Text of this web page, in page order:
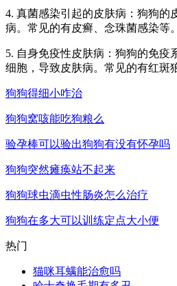
4. 真菌感染引起的皮肤病：狗狗的
病。常见的有皮癣、念珠菌感染等。
5. 自身免疫性皮肤病：狗狗的免疫
细胞，导致皮肤病。常见的有红斑
狗狗得细小咋治
狗狗窝咳能吃狗粮么
验孕棒可以验出狗狗有没有怀孕吗
狗狗突然瘫痪站不起来
狗狗球虫滴虫性肠炎怎么治疗
狗狗在多大可以训练定点大小便
热门
猫咪耳螨能治愈吗